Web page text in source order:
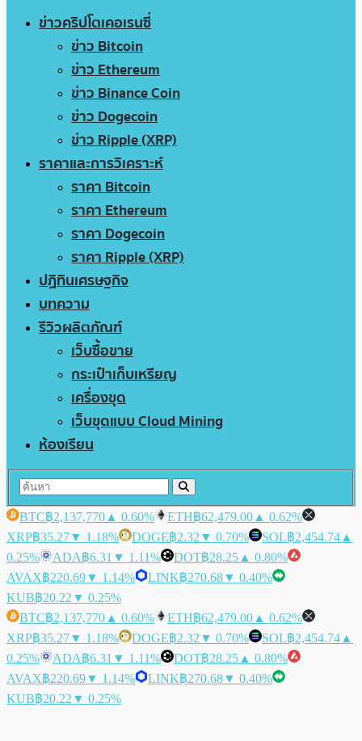
ข่าวคริปโตเคอเรนซี่
ข่าว Bitcoin
ข่าว Ethereum
ข่าว Binance Coin
ข่าว Dogecoin
ข่าว Ripple (XRP)
ราคาและการวิเคราะห์
ราคา Bitcoin
ราคา Ethereum
ราคา Dogecoin
ราคา Ripple (XRP)
ปฏิทินเศรษฐกิจ
บทความ
รีวิวผลิตภัณฑ์
เว็บซื้อขาย
กระเป๋าเก็บเหรียญ
เครื่องขุด
เว็บขุดแบบ Cloud Mining
ห้องเรียน
BTC฿2,137,770 ▲ 0.60% ETH฿62,479.00 ▲ 0.62%
XRP฿35.27▼ 1.18% DOGE฿2.32 ▼ 0.70% SOL฿2,454.74 ▲
0.25%
ADA฿6.31 ▼ 1.11% DOT฿28.25 ▲ 0.80%
AVAX฿220.69▼ 1.14% LINK฿270.68▼ 0.40%
KUB฿20.22 ▼ 0.25%
BTC฿2,137,770 ▲ 0.60% ETH฿62,479.00 ▲ 0.62%
XRP฿35.27▼ 1.18% DOGE฿2.32 ▼ 0.70% SOL฿2,454.74 ▲
0.25%
ADA฿6.31 ▼ 1.11% DOT฿28.25 ▲ 0.80%
AVAX฿220.69▼ 1.14% LINK฿270.68▼ 0.40%
KUB฿20.22 ▼ 0.25%